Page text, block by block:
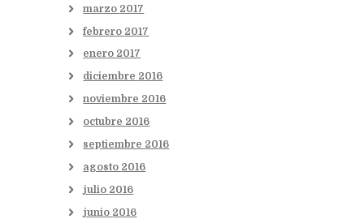
marzo 2017
febrero 2017
enero 2017
diciembre 2016
noviembre 2016
octubre 2016
septiembre 2016
agosto 2016
julio 2016
junio 2016